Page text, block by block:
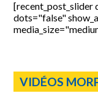
dots="false"
VIDÉOS